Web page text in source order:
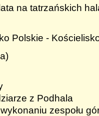
na tatrzańskich
Polskie -
z Podhala
zespołu